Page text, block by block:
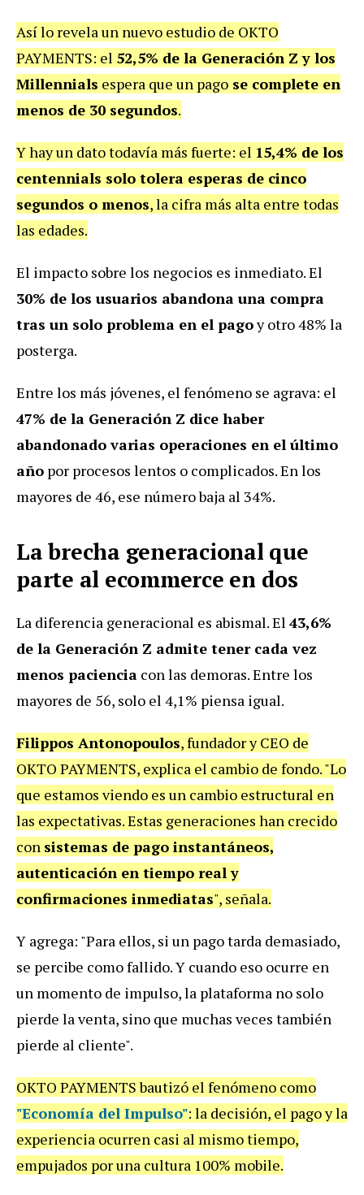
Así lo revela un nuevo estudio de OKTO
PAYMENTS: el 52,5% de la Generación Z y los
Millennials espera que un pago se complete en
menos de 30 segundos.
Y hay un dato todavía más fuerte: el 15,4% de los
centennials solo tolera esperas de cinco
segundos o menos, la cifra más alta entre todas
las edades.
El impacto sobre los negocios es inmediato. El
30% de los usuarios abandona una compra
tras un solo problema en el pagoy otro 48% la
posterga.
Entre los más jóvenes, el fenómeno se agrava: el
47% de la Generación Z dice haber
abandonado varias operaciones en el último
año por procesos lentos o complicados. En los
mayores de 46, ese número baja al 34%.
La brecha generacional que
parte al ecommerce en dos
La diferencia generacional es abismal. El 43,6%
de la Generación Z admite tener cada vez
menos paciencia con las demoras. Entre los
mayores de 56, solo el 4,1% piensa igual.
Filippos Antonopoulos, fundador y CEO de
OKTO PAYMENTS, explica el cambio de fondo. "Lo
que estamos viendo es un cambio estructural en
las expectativas. Estas generaciones han crecido
con sistemas de pago instantáneos,
autenticación en tiempo real y
confirmaciones inmediatas", señala.
Y agrega: "Para ellos, si un pago tarda demasiado,
se percibe como fallido. Y cuando eso ocurre en
un momento de impulso, la plataforma no solo
pierde la venta, sino que muchas veces también
pierde al cliente".
OKTO PAYMENTS bautizó el fenómeno como
"Economía del Impulso": la decisión, el pago y la
experiencia ocurren casi al mismo tiempo,
empujados por una cultura 100% mobile.